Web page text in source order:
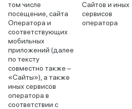
том числе
посещение, сайта
Оператора и
соответствующих
мобильных
приложений (далее
по тексту
совместно также –
«Сайты»), а также
иных сервисов
оператора в
соответствии с
Сайтов и иных
сервисов
оператора